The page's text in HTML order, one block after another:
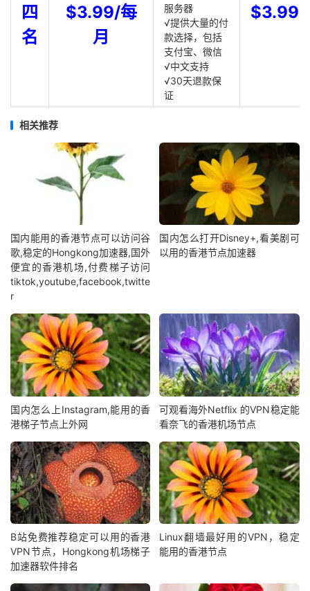
四
名
$3.99/每
月
服务器
√提供大量的付
款选择，包括
支付宝、微信
√中文支持
√30天退款保
证
$3.99
相关推荐
国内能用的香港节点可以访问谷
歌,稳定的Hongkong加速器,国外
便宜的香港机场,付费梯子访问
tiktok,youtube,facebook,twitte
r
国内怎么打开Disney+,看美剧可
以用的香港节点加速器
国内怎么上Instagram,能用的香
港梯子节点上外网
可观看海外Netflix 的VPN稳定能
看奈飞的香港机场节点
B站免费推荐稳定可以用的香港
VPN节点，Hongkong机场梯子
加速器软件排名
Linux翻墙最好用的VPN，稳定
能用的香港节点